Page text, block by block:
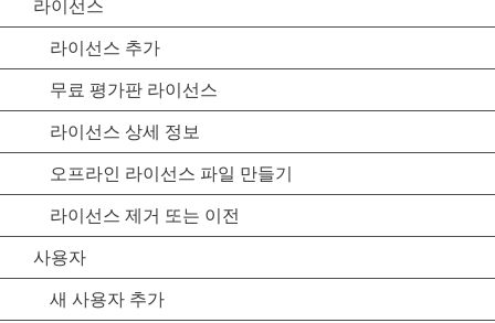
라이선스
라이선스 추가
무료 평가판 라이선스
라이선스 상세 정보
오프라인 라이선스 파일 만들기
라이선스 제거 또는 이전
사용자
새 사용자 추가